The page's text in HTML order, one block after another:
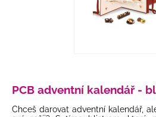
PCB adventní kalendář -
Chceš darovat adventní kalendář,